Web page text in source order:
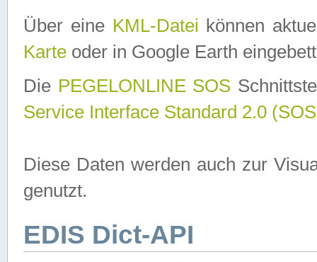
Über eine KML-Datei können
Karte oder in Google Earth
Die PEGELONLINE SOS
Service Interface Standard 2.0
Diese Daten werden auch zur
genutzt.
EDIS Dict-API